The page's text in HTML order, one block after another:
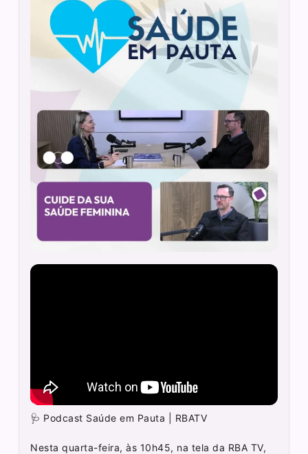
🩺 Podcast Saúde em Pauta | RBATV
Nesta quarta-feira, às 10h45, na tela da RBA TV,